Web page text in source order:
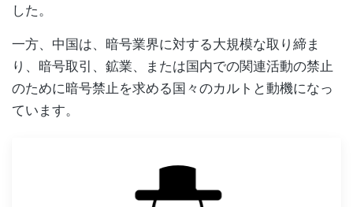
した。
一方、中国は、暗号業界に対する大規模な取り締ま
り、暗号取引、鉱業、または国内での関連活動の禁止
のために暗号禁止を求める国々のカルトと動機になっ
ています。